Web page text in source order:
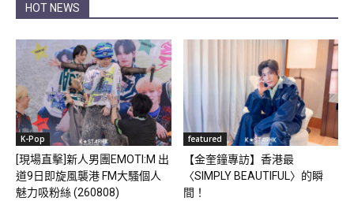
HOT NEWS
K-Pop
[現場直擊]新人男團EMOTI:M 出
道9日即旋風襲港 FM大騷個人
魅力吸粉絲 (260808)
featured
【金奎鐘專訪】香港最
〈SIMPLY BEAUTIFUL〉的瞬
間！